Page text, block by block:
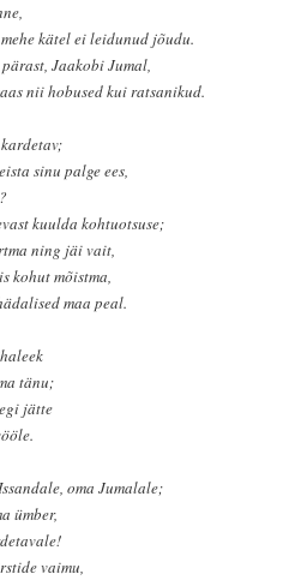
kätel ei leidunud jõudu.
Jaakobi Jumal,
nii hobused kui ratsanikud.
sinu palge ees,
kuulda kohtuotsuse;
ning jäi vait,
kohut mõistma,
maa peal.
tänu;
jätte
oma Jumalale;
ümber,
vaimu,